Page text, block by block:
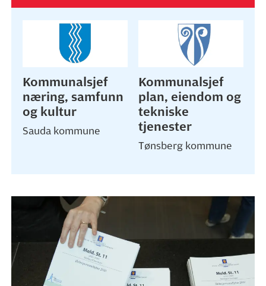
Kommunalsjef
næring, samfunn
og kultur
Sauda kommune
Kommunalsjef
plan, eiendom og
tekniske
tjenester
Tønsberg kommune